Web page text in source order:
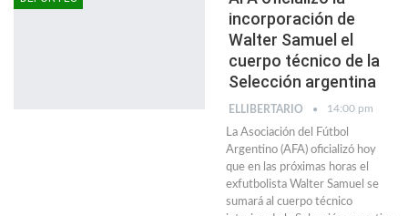
incorporación de
Walter Samuel el
cuerpo técnico de la
Selección argentina
ELLIBERTARIO 14:00 pm
La Asociación del Fútbol
Argentino (AFA) oficializó hoy
que en las próximas horas el
exfutbolista Walter Samuel se
sumará al cuerpo técnico